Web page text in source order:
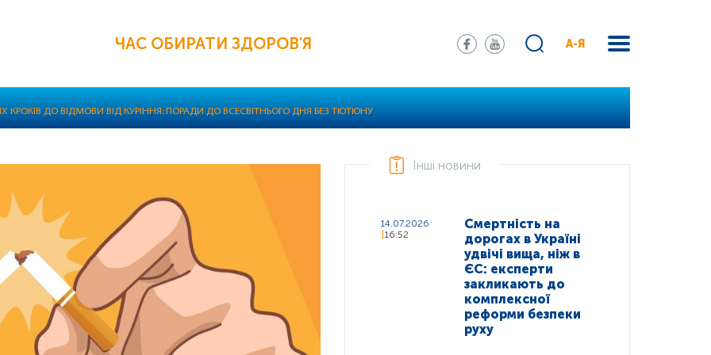
ЧАС ОБИРАТИ ЗДОРОВ'Я А-Я
КРОКІВ ДО ВІДМОВИ ВІД КУРІННЯ: ПОРАДИ ДО ВСЕСВІТНЬОГО ДНЯ БЕЗ ТЮТЮНУ
Інші новини
14.07.2026
16:52
Смертність на
дорогах в Україні
удвічі вища, ніж в
ЄС: експерти
закликають до
комплексної
реформи безпеки
руху